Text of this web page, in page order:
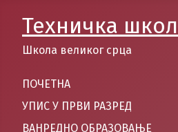
Техничка
Школа великог срца
ПОЧЕТНА
УПИС У ПРВИ РАЗРЕД
ВАНРЕДНО ОБРАЗОВАЊЕ